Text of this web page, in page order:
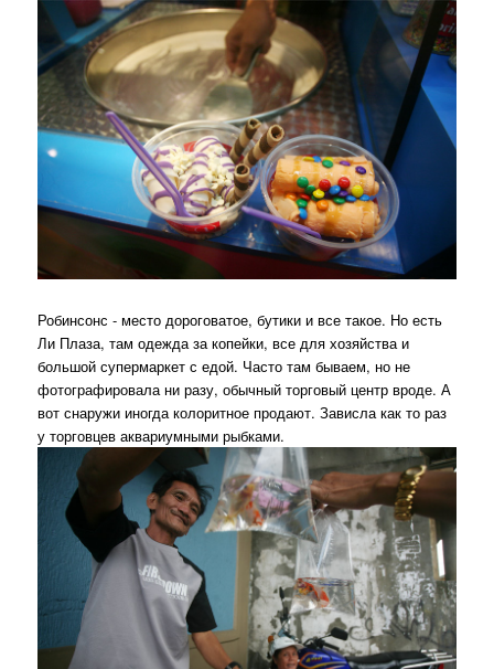
Робинсонс - место дороговатое, бутики и все такое. Но есть
Ли Плаза, там одежда за копейки, все для хозяйства и
большой супермаркет с едой. Часто там бываем, но не
фотографировала ни разу, обычный торговый центр вроде. А
вот снаружи иногда колоритное продают. Зависла как то раз
у торговцев аквариумными рыбками.